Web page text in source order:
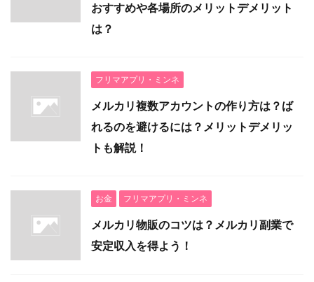
おすすめや各場所のメリットデメリット
は？
フリマアプリ・ミンネ
メルカリ複数アカウントの作り方は？ば
れるのを避けるには？メリットデメリッ
トも解説！
お金 フリマアプリ・ミンネ
メルカリ物販のコツは？メルカリ副業で
安定収入を得よう！